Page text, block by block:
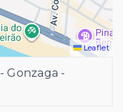
Leaflet
Gonzaga -